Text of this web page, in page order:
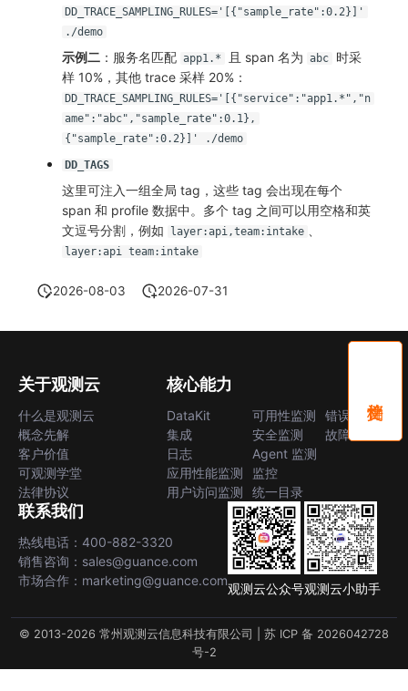
DD_TRACE_SAMPLING_RULES='[{"sample_rate":0.2}]'
./demo
示例二：服务名匹配 app1.* 且 span 名为 abc
时采
样 10%，其他 trace 采样 20%：
DD_TRACE_SAMPLING_RULES='[{"service":"app1.*","n
ame":"abc","sample_rate":0.1},
{"sample_rate":0.2}]' ./demo
DD_TAGS
这里可注入一组全局 tag，这些 tag 会出现在每个
span 和 profile 数据中。多个 tag 之间可以用空格和英
文逗号分割，例如
layer:api,team:intake
layer:api team:intake
2026-08-03 2026-07-31
关于观测云
什么是观测云
概念先解
客户价值
可观测学堂
法律协议
核心能力
DataKit
集成
日志
应用性能监测
用户访问监测
可用性监测
安全监测
Agent 监测
监控
统一目录
错误中心
故障中心
联系我们
热线电话：400-882-3320
销售咨询：sales@guance.com
市场合作：marketing@guance.com
观测云公众号观测云小助手
© 2013-2026 常州观测云信息科技有限公司 | 苏 ICP 备 2026042728
号-2